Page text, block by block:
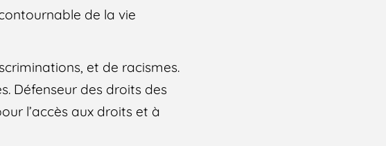
de la vie
et de racismes.
Défenseur des droits des
l’accès aux droits et à